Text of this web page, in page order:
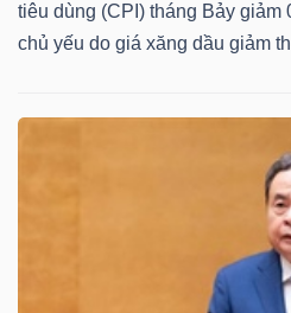
tiêu dùng (CPI) tháng Bảy
chủ yếu do giá xăng dầu giảm